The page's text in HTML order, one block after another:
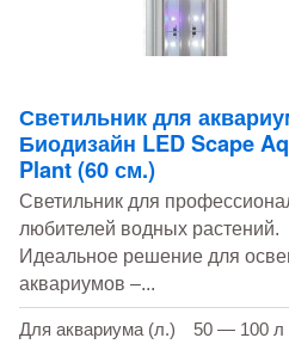
Светильник для
Биодизайн LED Scape
Plant (60 см.)
Светильник для
любителей водных растений.
Идеальное решение для
аквариумов –...
Для аквариума (л.) 50 — 100 л